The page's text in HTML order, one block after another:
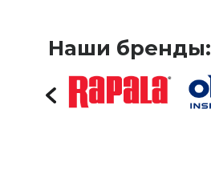
Наши бренды: